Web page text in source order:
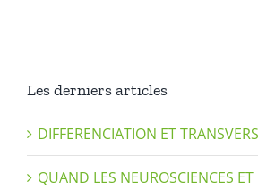
Les derniers articles
DIFFERENCIATION ET
QUAND LES NEUROSCIENCES ET